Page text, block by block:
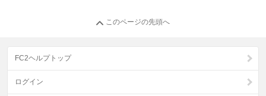
このページの先頭へ
FC2ヘルプトップ
ログイン